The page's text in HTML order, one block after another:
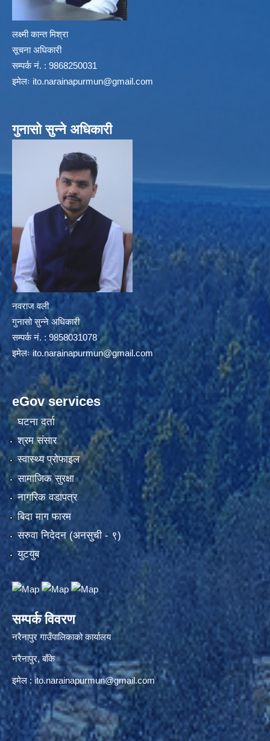
लक्ष्मी कान्त मिश्रा
सूचना अधिकारी
सम्पर्क नं. : 9868250031
इमेलः ito.narainapurmun@gmail.com
गुनासो सुन्ने अधिकारी
नवराज वली
गुनासो सुन्ने अधिकारी
सम्पर्क नं. : 9858031078
इमेलःito.narainapurmun@gmail.com
eGov services
घटना दर्ता
श्रम संसार
स्वास्थ्य प्रोफाइल
सामाजिक सुरक्षा
नागरिक वडापत्र
बिदा माग फारम
सरुवा निदेदन (अनसुची - ९)
युटयुब
सम्पर्क विवरण
नरैनापुर गाउँपालिकाको कार्यालय
नरैनापुर, बाँके
इमेल :ito.narainapurmun@gmail.com